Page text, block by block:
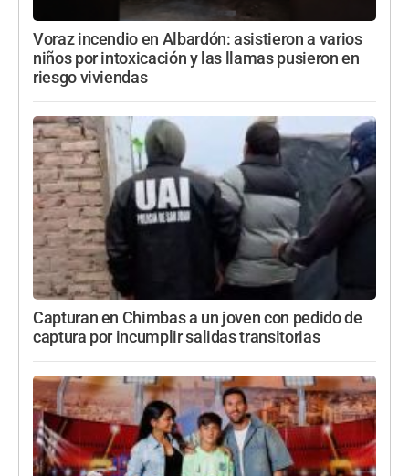
Voraz incendio en Albardón: asistieron a varios
niños por intoxicación y las llamas pusieron en
riesgo viviendas
Capturan en Chimbas a un joven con pedido de
captura por incumplir salidas transitorias